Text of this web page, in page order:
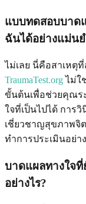
แบบทดสอบบาด
ฉันได้อย่างแม่น
ไม่เลย นี่คือสาเหตุ
TraumaTest.orgไม่ใ
ขั้นต้นเพื่อช่วยคุณร
ใจที่เป็นไปได้ การ
เชี่ยวชาญสุขภาพจิ
ทำการประเมินอย่
บาดแผลทางใจ
อย่างไร?